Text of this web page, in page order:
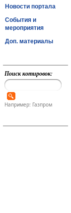
Новости портала
События и
мероприятия
Доп. материалы
Поиск котировок:
Например: Газпром